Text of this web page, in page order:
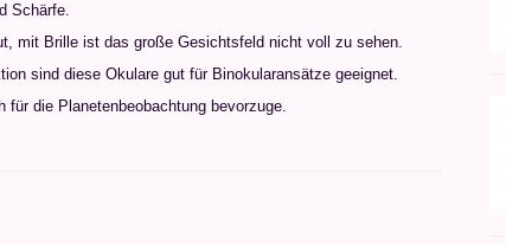
Schärfe.
mit Brille ist das große Gesichtsfeld nicht voll zu sehen.
sind diese Okulare gut für Binokularansätze geeignet.
die Planetenbeobachtung bevorzuge.